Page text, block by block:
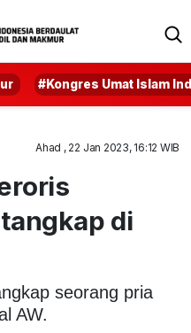
#Kongres Umat Islam
Ahad , 22 Jan 2023, 16:12 WIB
di
seorang pria
AW.